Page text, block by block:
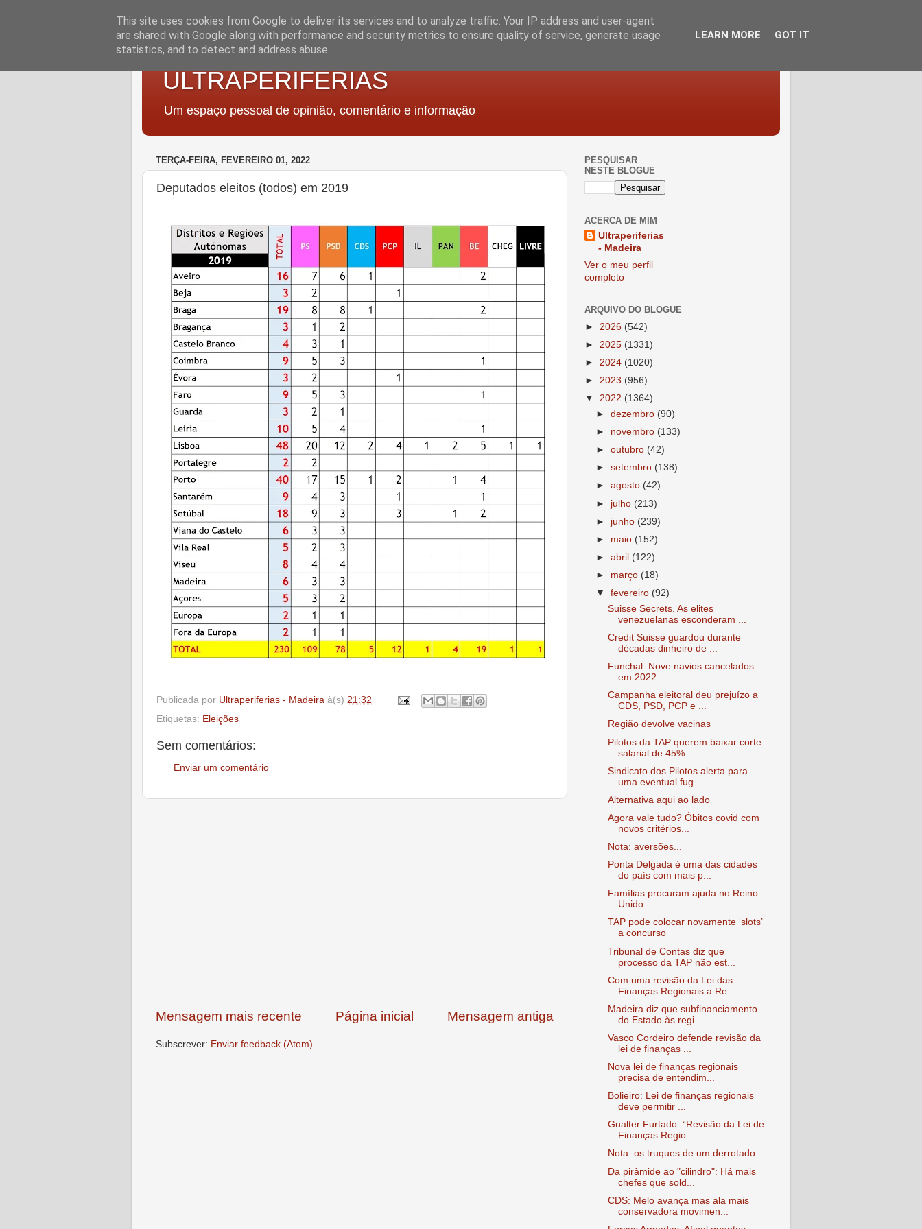
ULTRAPERIFERIAS
Um espaço pessoal de opinião, comentário e informação
TERÇA-FEIRA, FEVEREIRO 01, 2022
Deputados eleitos (todos) em 2019
Publicada por Ultraperiferias - Madeira à(s) 21:32
Etiquetas: Eleições
Sem comentários:
Enviar um comentário
Mensagem mais recente Mensagem antiga
Página inicial
Subscrever: Enviar feedback (Atom)
PESQUISAR
NESTE BLOGUE
ACERCA DE MIM
Ultraperiferias
- Madeira
Ver o meu perfil
completo
ARQUIVO DO BLOGUE
► 2026 (542)
► 2025 (1331)
► 2024 (1020)
► 2023 (956)
▼ 2022 (1364)
►dezembro (90)
► novembro (133)
►outubro (42)
►setembro (138)
►agosto (42)
► julho (213)
► junho (239)
► maio (152)
►abril (122)
► março (18)
▼fevereiro (92)
Suisse Secrets. As elites
venezuelanas esconderam ...
Credit Suisse guardou durante
décadas dinheiro de ...
Funchal: Nove navios cancelados
em 2022
Campanha eleitoral deu prejuízo a
CDS, PSD, PCP e ...
Região devolve vacinas
Pilotos da TAP querem baixar corte
salarial de 45%...
Sindicato dos Pilotos alerta para
uma eventual fug...
Alternativa aqui ao lado
Agora vale tudo? Óbitos covid com
novos critérios...
Nota: aversões...
Ponta Delgada é uma das cidades
do país com mais p...
Famílias procuram ajuda no Reino
Unido
TAP pode colocar novamente ‘slots’
a concurso
Tribunal de Contas diz que
processo da TAP não est...
Com uma revisão da Lei das
Finanças Regionais a Re...
Madeira diz que subfinanciamento
do Estado às regi...
Vasco Cordeiro defende revisão da
lei de finanças ...
Nova lei de finanças regionais
precisa de entendim...
Bolieiro: Lei de finanças regionais
deve permitir ...
Gualter Furtado: “Revisão da Lei de
Finanças Regio...
Nota: os truques de um derrotado
Da pirâmide ao "cilindro": Há mais
chefes que sold...
CDS: Melo avança mas ala mais
conservadora movimen...
This site uses cookies from Google to deliver its services and to analyze traffic. Your IP address and user-agent
are shared with Google along with performance and security metrics to ensure quality of service, generate usage
statistics, and to detect and address abuse.
LEARN MORE GOT IT